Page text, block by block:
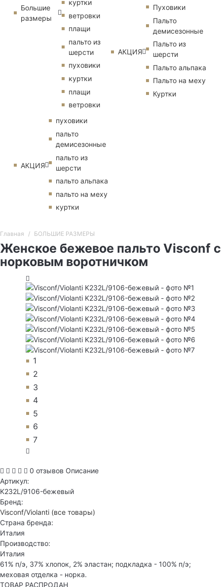
Большие
размеры
куртки
ветровки
плащи
пальто из
шерсти
пуховики
куртки
плащи
ветровки
АКЦИЯ
пуховики
пальто
демисезонные
пальто из
шерсти
пальто альпака
пальто на меху
куртки
АКЦИЯ
Пуховики
Пальто
демисезонные
Пальто из
шерсти
Пальто альпака
Пальто на меху
Куртки
Главная БОЛЬШИЕ РАЗМЕРЫ
Женское бежевое пальто Visconf с
норковым воротничком
1
2
3
4
5
6
7
0 отзывов Описание
Артикул:
K232L/9106-бежевый
Бренд:
Visconf/Violanti (все товары)
Страна бренда:
Италия
Производство:
Италия
61% п/э, 37% хлопок, 2% эластан; подкладка - 100% п/э;
меховая отделка - норка.
ТОВАР РАСПРОДАН